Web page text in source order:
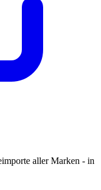
aller Marken - in